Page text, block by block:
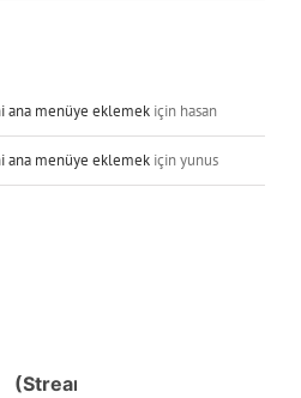
ana menüye eklemek için hasan
ana menüye eklemek içinyunus